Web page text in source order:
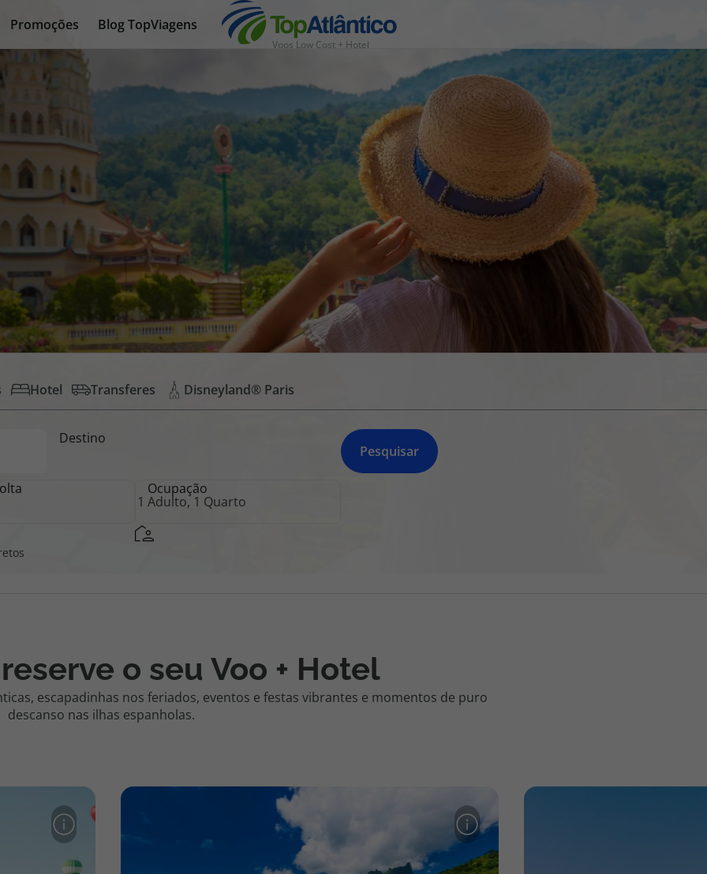
Promoções Blog TopViagens
Voos Low Cost + Hotel
Área de Cliente
Agências
Contactos
Apoio ao cliente em Portugal
Apoio ao cliente no Estrangeiro
facilidade na marcação das suas viagens, tem ainda ao seu
dispor o nosso call center a funcionar todos os dias úteis das
10:00 às 20:00 e Sábado das 10:00 às 14:00.
Hotel Transferes Disneyland® Paris
Destino
Ocupação
Pesquisar
o seu Voo + Hotel
escapadinhas nos feriados, eventos e festas vibrantes e momentos de puro
descanso nas ilhas espanholas.